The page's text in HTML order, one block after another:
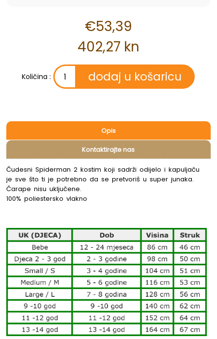
€53,39
402,27 kn
Količina :
Opis
Kontaktirajte nas
Čudesni Spiderman 2 kostim koji sadrži odijelo i kapuljaču
je sve što ti je potrebno da se pretvoriš u super junaka.
Čarape nisu uključene.
100% poliestersko vlakno